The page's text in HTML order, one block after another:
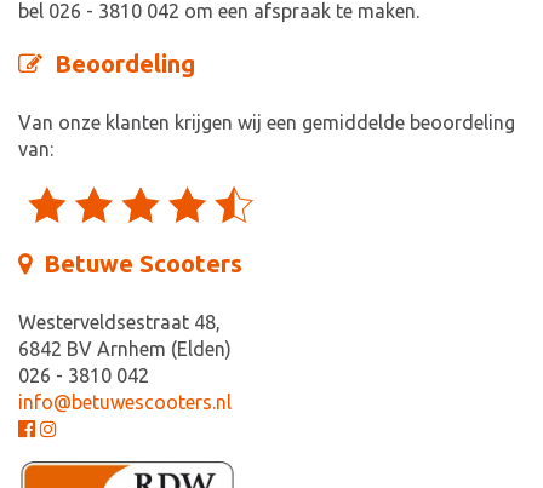
bel 026 - 3810 042 om een afspraak te maken.
Beoordeling
Van onze klanten krijgen wij een gemiddelde beoordeling
van:
Betuwe Scooters
Westerveldsestraat 48,
6842 BV Arnhem (Elden)
026 - 3810 042
info@betuwescooters.nl